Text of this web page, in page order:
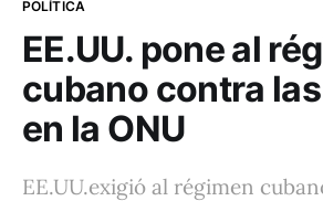
POLÍTICA
EE.UU. pone al
cubano contra
en la ONU
EE.UU.exigió al régimen